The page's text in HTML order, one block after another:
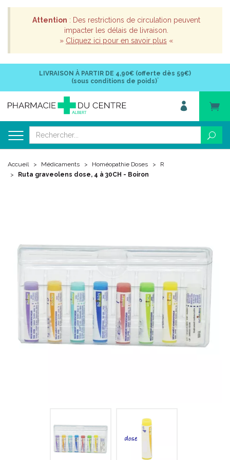
Attention : Des restrictions de circulation peuvent
impacter les délais de livraison.
» Cliquez ici pour en savoir plus «
LIVRAISON À PARTIR DE 4,90€ (offerte dès 59€)
(sous conditions de poids)*
Accueil Médicaments Homéopathie Doses
R
Ruta graveolens dose, 4 à 30CH - Boiron